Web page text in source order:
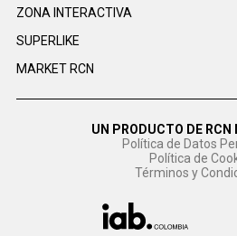
ZONA INTERACTIVA
SUPERLIKE
MARKET RCN
UN PRODUCTO DE RCN
Política de Datos
Política de
Términos y